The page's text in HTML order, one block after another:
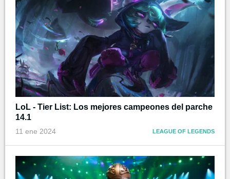
LoL - Tier List: Los mejores campeones del parche
14.1
11 ene 2024 LEAGUE OF LEGENDS